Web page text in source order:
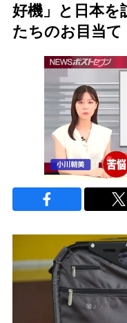
好機」と日本を
たちのお目当て